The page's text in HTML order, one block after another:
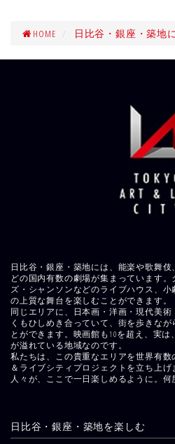
HOME 日比谷・銀座・築地
日比谷・銀座・築地には、能楽や歌舞
どの国内有数の劇場が集まっています
ズ・シャンソンなどのライブハウス、
の上質な舞台を楽しむことができます。
同じエリアに、日本画・洋画・現代美術
くもひしめき合っていて、街を歩きな
とができます。映画館も10を超え、実
が溢れている地域なのです。
私たちは、この貴重なエリアを世界有数
＆ライブシティプロジェクトを立ち上
人々が、ここで一日楽しめるように。何
日比谷・銀座・築地を楽しむ